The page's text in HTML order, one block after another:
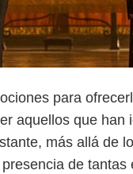
para
aquellos que han
más allá de
de tantas